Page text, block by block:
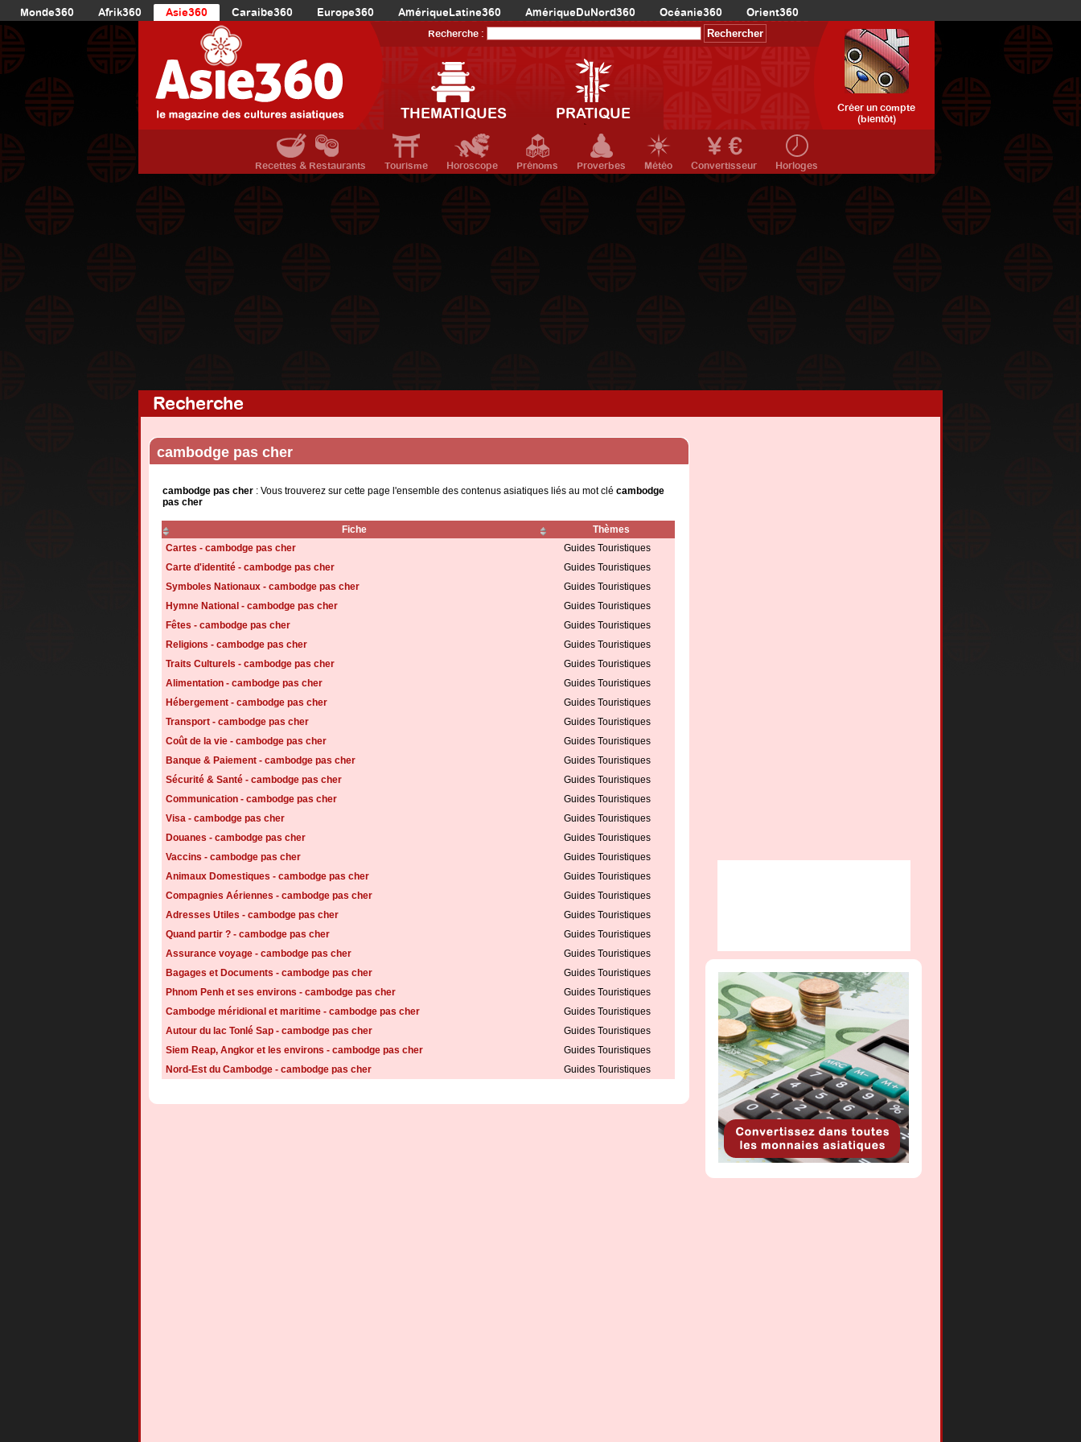
Monde360 Afrik360 Asie360 Caraibe360 Europe360 AmériqueLatine360 AmériqueDuNord360 Océanie360 Orient360
Recherche :
THEMATIQUES PRATIQUE
Créer un compte
(bientôt)
Recettes & Restaurants Tourisme Horoscope Prénoms Proverbes Météo Convertisseur Horloges
Recherche
cambodge pas cher
cambodge pas cher : Vous trouverez sur cette page l'ensemble des contenus asiatiques liés au mot clé cambodge
pas cher
Fiche
Thèmes
Cartes - cambodge pas cher
Guides Touristiques
Carte d'identité - cambodge pas cher
Guides Touristiques
Symboles Nationaux - cambodge pas cher
Guides Touristiques
Hymne National - cambodge pas cher
Guides Touristiques
Fêtes - cambodge pas cher
Guides Touristiques
Religions - cambodge pas cher
Guides Touristiques
Traits Culturels - cambodge pas cher
Guides Touristiques
Alimentation - cambodge pas cher
Guides Touristiques
Hébergement - cambodge pas cher
Guides Touristiques
Transport - cambodge pas cher
Guides Touristiques
Coût de la vie - cambodge pas cher
Guides Touristiques
Banque & Paiement - cambodge pas cher
Guides Touristiques
Sécurité & Santé - cambodge pas cher
Guides Touristiques
Communication - cambodge pas cher
Guides Touristiques
Visa - cambodge pas cher
Guides Touristiques
Douanes - cambodge pas cher
Guides Touristiques
Vaccins - cambodge pas cher
Guides Touristiques
Animaux Domestiques - cambodge pas cher
Guides Touristiques
Compagnies Aériennes - cambodge pas cher
Guides Touristiques
Adresses Utiles - cambodge pas cher
Guides Touristiques
Quand partir ? - cambodge pas cher
Guides Touristiques
Assurance voyage - cambodge pas cher
Guides Touristiques
Bagages et Documents - cambodge pas cher
Guides Touristiques
Phnom Penh et ses environs - cambodge pas cher
Guides Touristiques
Cambodge méridional et maritime - cambodge pas cher
Guides Touristiques
Autour du lac Tonlé Sap - cambodge pas cher
Guides Touristiques
Siem Reap, Angkor et les environs - cambodge pas cher
Guides Touristiques
Nord-Est du Cambodge - cambodge pas cher
Guides Touristiques